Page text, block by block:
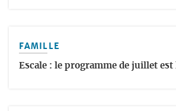
FAMILLE
Escale : le programme de juillet est